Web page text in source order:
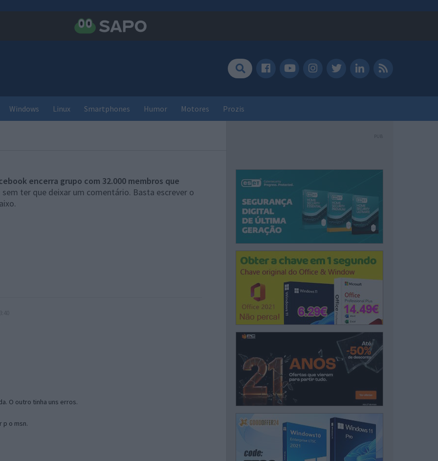
Windows Linux Smartphones Humor Motores Prozis
encerra grupo com 32.000 membros que
sem ter que deixar um comentário. Basta escrever o
O outro tinha uns erros.
p o msn.
PUB